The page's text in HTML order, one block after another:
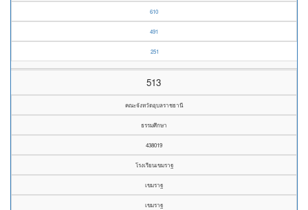
610
491
251
513
คณะจังหวัดอุบลราชธานี
ธรรมศึกษา
438019
โรงเรียนเขมราฐ
เขมราฐ
เขมราฐ